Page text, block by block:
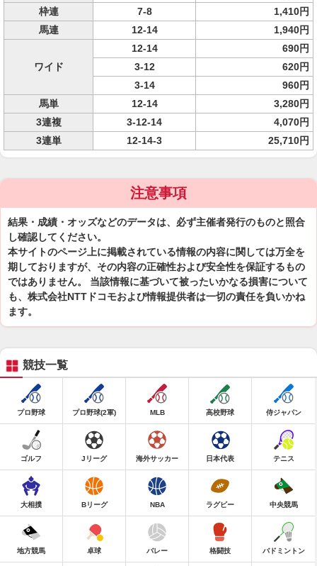
枠連
7-8
1,410円
馬連
12-14 1,940円
ワイド
12-14
690円
3-12
620円
3-14
960円
馬単
12-14
3,280円
3連複
3-12-14
4,070円
3連単
12-14-3 25,710円
注意事項
結果・成績・オッズなどのデータは、必ず主催者発行のものと照合
し確認してください。
本サイトのページ上に掲載されている情報の内容に関しては万全を
期しておりますが、その内容の正確性および安全性を保証するもの
ではありません。 当該情報に基づいて被ったいかなる損害について
も、株式会社NTTドコモおよび情報提供者は一切の責任を負いかね
ます。
競技一覧
プロ野球 プロ野球(2軍) MLB 高校野球 侍ジャパン
ゴルフ Jリーグ 海外サッカー 日本代表 テニス
大相撲 Bリーグ NBA ラグビー 中央競馬
地方競馬 卓球 バレー 格闘技 バドミントン